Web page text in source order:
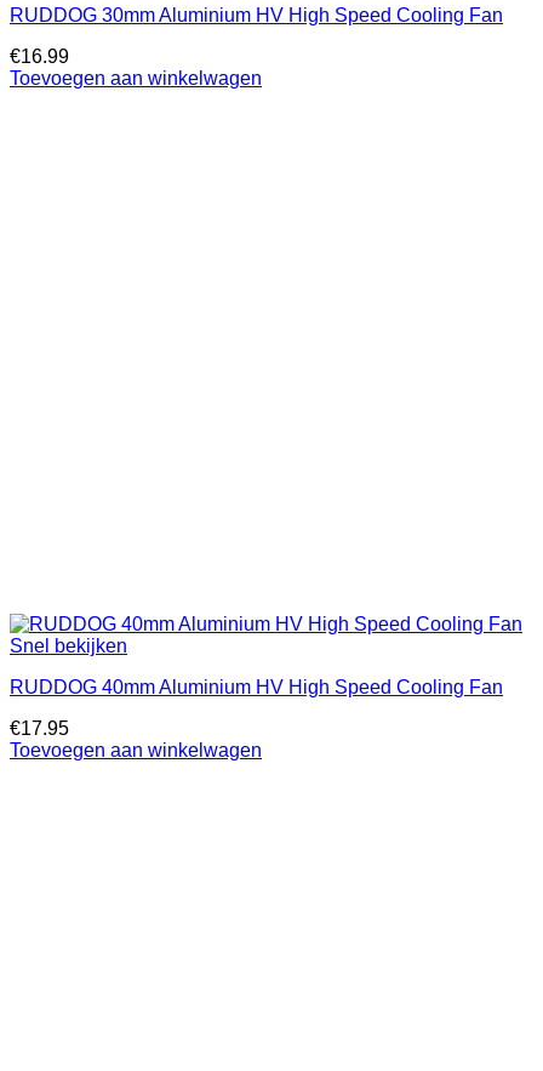
RUDDOG 30mm Aluminium HV High Speed Cooling Fan
€16.99
Toevoegen aan winkelwagen
Snel bekijken
RUDDOG 40mm Aluminium HV High Speed Cooling Fan
€17.95
Toevoegen aan winkelwagen